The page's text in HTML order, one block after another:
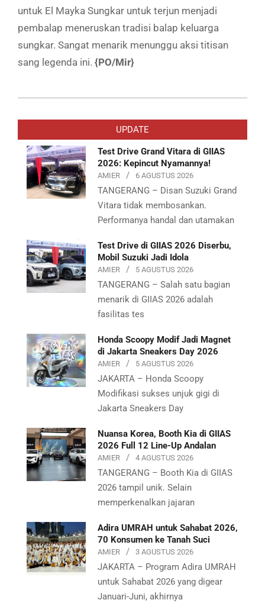
untuk El Mayka Sungkar untuk terjun menjadi
pembalap meneruskan tradisi balap keluarga
sungkar. Sangat menarik menunggu aksi titisan
sang legenda ini. {PO/Mir}
06-
UPDATE
Test Drive Grand Vitara di GIIAS
2026: Kepincut Nyamannya!
AMIER 6 AGUSTUS 2026
TANGERANG – Disan Suzuki Grand
Vitara tidak membosankan.
Performanya handal dan utamakan
Test Drive di GIIAS 2026 Diserbu,
Mobil Suzuki Jadi Idola
AMIER 5 AGUSTUS 2026
TANGERANG – Salah satu bagian
menarik di GIIAS 2026 adalah
fasilitas tes
Honda Scoopy Modif Jadi Magnet
di Jakarta Sneakers Day 2026
AMIER 5 AGUSTUS 2026
JAKARTA – Honda Scoopy
Modifikasi sukses unjuk gigi di
Jakarta Sneakers Day
Nuansa Korea, Booth Kia di GIIAS
2026 Full 12 Line-Up Andalan
AMIER 4 AGUSTUS 2026
TANGERANG – Booth Kia di GIIAS
2026 tampil unik. Selain
memperkenalkan jajaran
Adira UMRAH untuk Sahabat 2026,
70 Konsumen ke Tanah Suci
AMIER 3 AGUSTUS 2026
JAKARTA – Program Adira UMRAH
untuk Sahabat 2026 yang digear
Januari-Juni, akhirnya